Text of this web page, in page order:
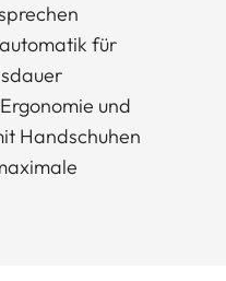
für
und
Handschuhen